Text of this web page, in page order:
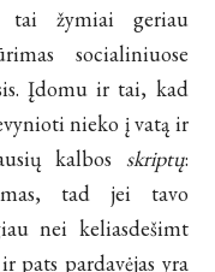
tai žymiai geriau
socialiniuose
Įdomu ir tai, kad
nieko į vatą ir
kalbos skriptų:
tad jei tavo
nei keliasdešimt
pats pardavėjas yra